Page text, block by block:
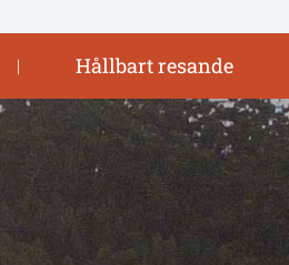
| Hållbart resande